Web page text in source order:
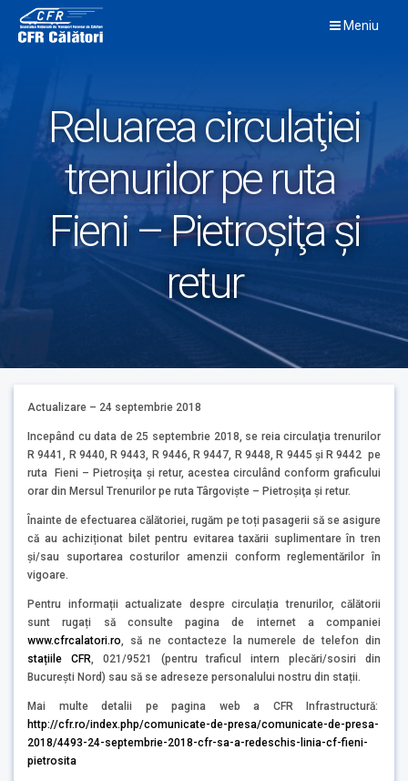
content
Meniu
Reluarea circulaţiei
trenurilor pe ruta
Fieni – Pietroşiţa şi
retur
Actualizare – 24 septembrie 2018
Incepând cu data de 25 septembrie 2018, se reia circulaţia trenurilor
R 9441, R 9440, R 9443, R 9446, R 9447, R 9448, R 9445 şi R 9442 pe
ruta Fieni – Pietroşiţa şi retur, acestea circulând conform graficului
orar din Mersul Trenurilor pe ruta Târgovişte – Pietroşiţa şi retur.
Înainte de efectuarea călătoriei, rugăm pe toți pasagerii să se asigure
că au achiziționat bilet pentru evitarea taxării suplimentare în tren
și/sau suportarea costurilor amenzii conform reglementărilor în
vigoare.
Pentru informații actualizate despre circulația trenurilor, călătorii
sunt rugați să consulte pagina de internet a companiei
www.cfrcalatori.ro , să ne contacteze la numerele de telefon din
stațiile CFR , 021/9521 (pentru traficul intern plecări/sosiri din
Bucureşti Nord) sau să se adreseze personalului nostru din stații.
Mai multe detalii pe pagina web a CFR Infrastructură:
http://cfr.ro/index.php/comunicate-de-presa/comunicate-de-presa-
2018/4493-24-septembrie-2018-cfr-sa-a-redeschis-linia-cf-fieni-
pietrosita